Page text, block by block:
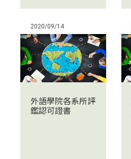
2020/09/14
外語學院各系所評
鑑認可證書